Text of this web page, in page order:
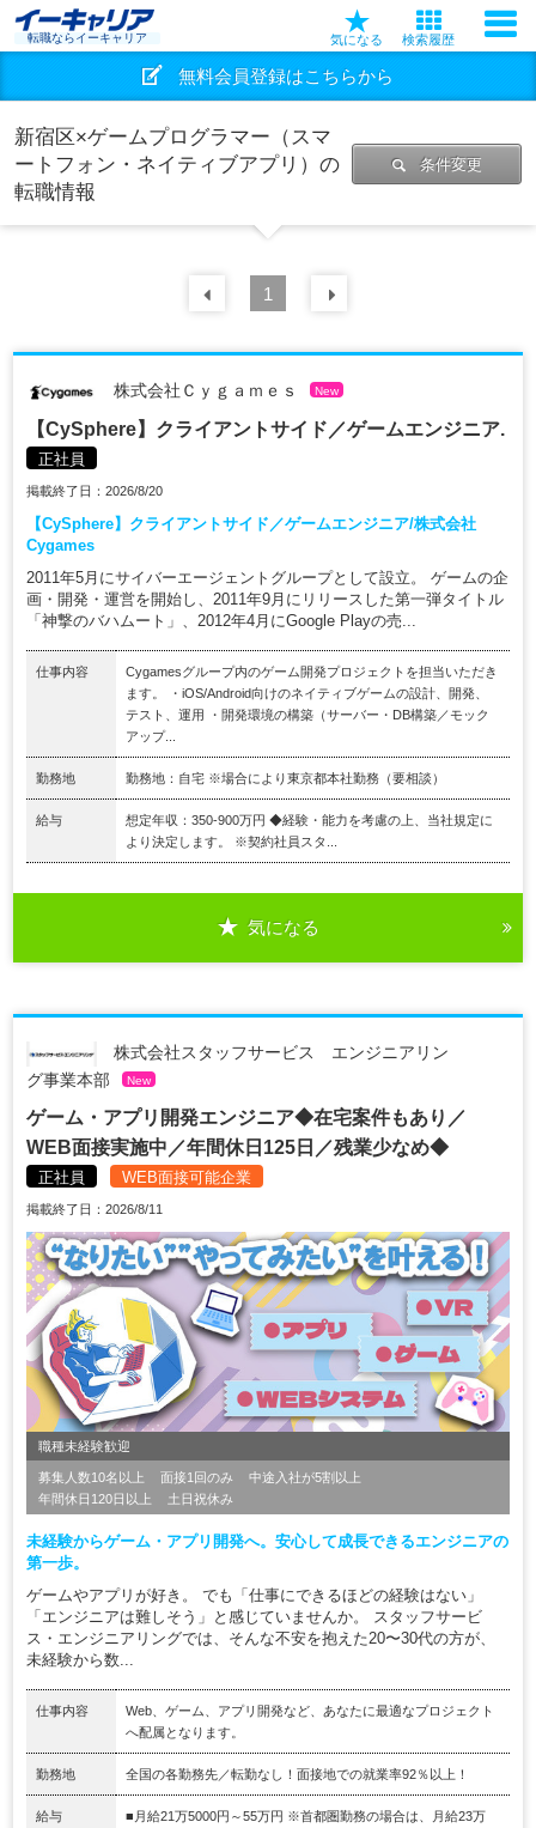
転職ならイーキャリア 気になる 検索履歴
無料会員登録はこちらから
新宿区×ゲームプログラマー（スマ
ートフォン・ネイティブアプリ）の
転職情報
条件変更
前の 件
1
株式会社Ｃｙｇａｍｅｓ New
【CySphere】クライアントサイド／ゲームエンジニア.
正社員
掲載終了日：2026/8/20
【CySphere】クライアントサイド／ゲームエンジニア/株式会社
Cygames
2011年5月にサイバーエージェントグループとして設立。 ゲームの企
画・開発・運営を開始し、2011年9月にリリースした第一弾タイトル
「神撃のバハムート」、2012年4月にGoogle Playの売...
仕事内容
Cygamesグループ内のゲーム開発プロジェクトを担当いただき
ます。 ・iOS/Android向けのネイティブゲームの設計、開発、
テスト、運用 ・開発環境の構築（サーバー・DB構築／モック
アップ...
勤務地 勤務地：自宅 ※場合により東京都本社勤務（要相談）
給与
想定年収：350-900万円 ◆経験・能力を考慮の上、当社規定に
より決定します。 ※契約社員スタ...
気になる
株式会社スタッフサービス エンジニアリン
グ事業本部
New
ゲーム・アプリ開発エンジニア◆在宅案件もあり／
WEB面接実施中／年間休日125日／残業少なめ◆
正社員 WEB面接可能企業
掲載終了日：2026/8/11
職種未経験歓迎
募集人数10名以上 面接1回のみ
中途入社が5割以上
年間休日120日以上
土日祝休み
未経験からゲーム・アプリ開発へ。安心して成長できるエンジニアの
第一歩。
ゲームやアプリが好き。 でも「仕事にできるほどの経験はない」
「エンジニアは難しそう」と感じていませんか。 スタッフサービ
ス・エンジニアリングでは、そんな不安を抱えた20〜30代の方が、
未経験から数...
仕事内容
Web、ゲーム、アプリ開発など、あなたに最適なプロジェクト
へ配属となります。
勤務地 全国の各勤務先／転勤なし！面接地での就業率92％以上！
給与
■月給21万5000円～55万円 ※首都圏勤務の場合は、月給23万